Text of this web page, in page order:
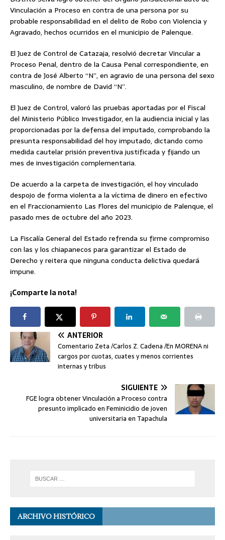
Vinculación a Proceso en contra de una persona por su
probable responsabilidad en el delito de Robo con Violencia y
Agravado, hechos ocurridos en el municipio de Palenque.
El Juez de Control de Catazaja, resolvió decretar Vincular a
Proceso Penal, dentro de la Causa Penal correspondiente, en
contra de José Alberto “N”, en agravio de una persona del sexo
masculino, de nombre de David “N”.
El Juez de Control, valoró las pruebas aportadas por el Fiscal
del Ministerio Público Investigador, en la audiencia inicial y las
proporcionadas por la defensa del imputado, comprobando la
presunta responsabilidad del hoy imputado, dictando como
medida cautelar prisión preventiva justificada y fijando un
mes de investigación complementaria.
De acuerdo a la carpeta de investigación, el hoy vinculado
despojo de forma violenta a la víctima de dinero en efectivo
en el Fraccionamiento Las Flores del municipio de Palenque, el
pasado mes de octubre del año 2023.
La Fiscalía General del Estado refrenda su firme compromiso
con las y los chiapanecos para garantizar el Estado de
Derecho y reitera que ninguna conducta delictiva quedará
impune.
¡Comparte la nota!
ANTERIOR
Comentario Zeta /Carlos Z. Cadena /En MORENA ni
cargos por cuotas, cuates y menos corrientes
internas y tribus
SIGUIENTE
FGE logra obtener Vinculación a Proceso contra
presunto implicado en Feminicidio de joven
universitaria en Tapachula
ARCHIVO HISTÓRICO